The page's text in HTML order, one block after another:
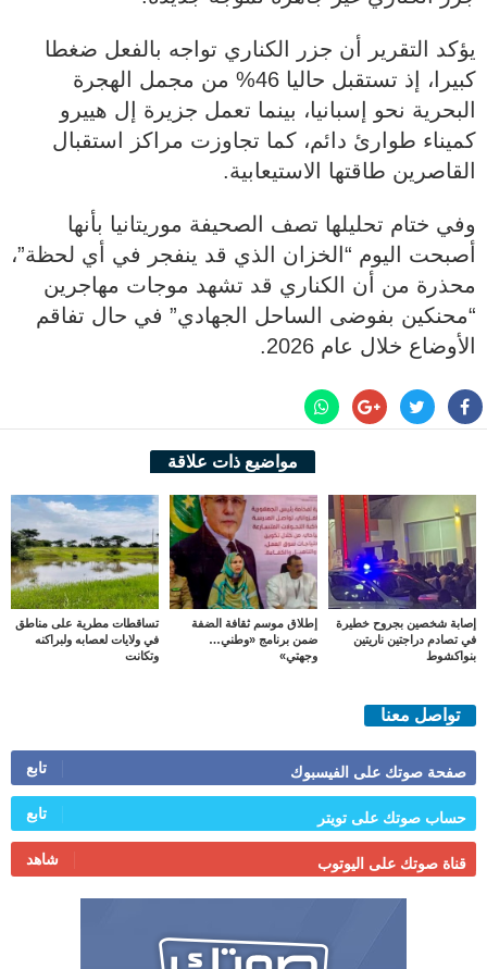
يؤكد التقرير أن جزر الكناري تواجه بالفعل ضغطا
كبيرا، إذ تستقبل حاليا 46% من مجمل الهجرة
البحرية نحو إسبانيا، بينما تعمل جزيرة إل هييرو
كميناء طوارئ دائم، كما تجاوزت مراكز استقبال
القاصرين طاقتها الاستيعابية.
وفي ختام تحليلها تصف الصحيفة موريتانيا بأنها
أصبحت اليوم “الخزان الذي قد ينفجر في أي لحظة”،
محذرة من أن الكناري قد تشهد موجات مهاجرين
“محنكين بفوضى الساحل الجهادي” في حال تفاقم
الأوضاع خلال عام 2026.
مواضيع ذات علاقة
إصابة شخصين بجروح خطيرة
في تصادم دراجتين ناريتين
بنواكشوط
إطلاق موسم ثقافة الضفة
ضمن برنامج «وطني…
وجهتي»
تساقطات مطرية على مناطق
في ولايات لعصابه ولبراكنه
وتكانت
تواصل معنا
صفحة صوتك على الفيسبوك تابع
حساب صوتك على تويتر تابع
قناة صوتك على اليوتوب شاهد